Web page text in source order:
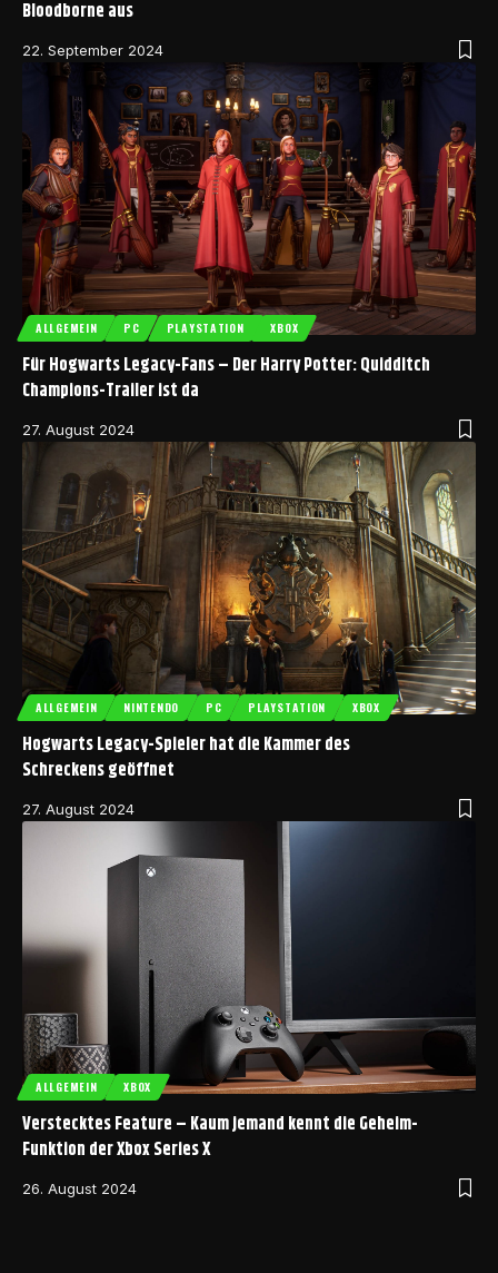
Bloodborne aus
22. September 2024
ALLGEMEIN PC PLAYSTATION XBOX
Für Hogwarts Legacy-Fans – Der Harry Potter: Quidditch
Champions-Trailer ist da
27. August 2024
ALLGEMEIN NINTENDO PC PLAYSTATION XBOX
Hogwarts Legacy-Spieler hat die Kammer des
Schreckens geöffnet
27. August 2024
ALLGEMEIN XBOX
Verstecktes Feature – Kaum jemand kennt die Geheim-
Funktion der Xbox Series X
26. August 2024